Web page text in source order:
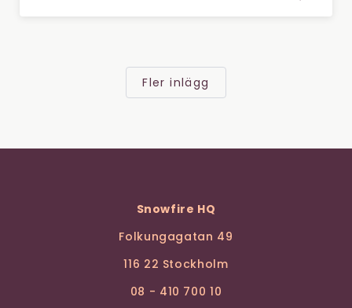
Fler inlägg
Snowfire HQ
Folkungagatan 49
116 22 Stockholm
08 - 410 700 10